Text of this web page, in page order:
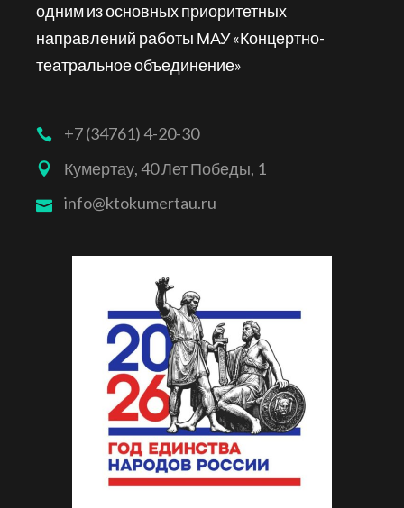
одним из основных приоритетных
направлений работы МАУ «Концертно-
театральное объединение»
+7 (34761) 4-20-30
Кумертау, 40 Лет Победы, 1
info@ktokumertau.ru